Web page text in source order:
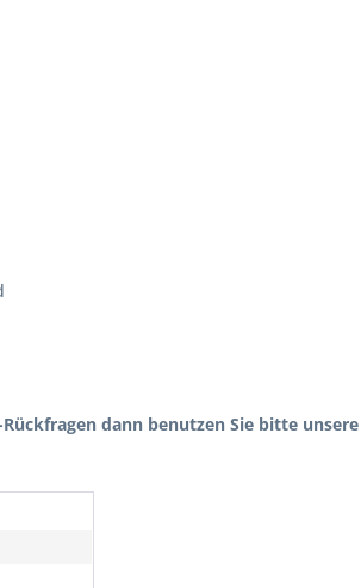
dann benutzen Sie bitte